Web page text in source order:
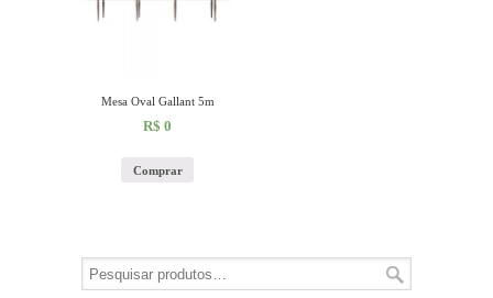
Mesa Oval Gallant 5m
R$ 0
Comprar